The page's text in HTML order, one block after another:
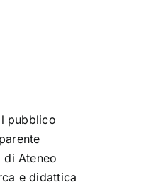
pubblico
di Ateneo
e didattica